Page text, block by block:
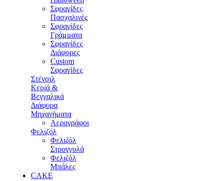
Σφραγίδες
Πασχαλινές
Σφραγίδες
Γράμματα
Σφραγίδες
Διάφορες
Custom
Σφραγίδες
Στένσιλ
Κεριά &
Βεγγαλικά
Διάφορα
Μηχανήματα
Αερογράφοι
Φελιζόλ
Φελιζόλ
Στρογγυλά
Φελιζόλ
Μπάλες
CAKE